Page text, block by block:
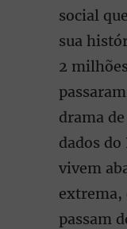
social
sua
2
drama
dados do
vivem
extrema,
passam